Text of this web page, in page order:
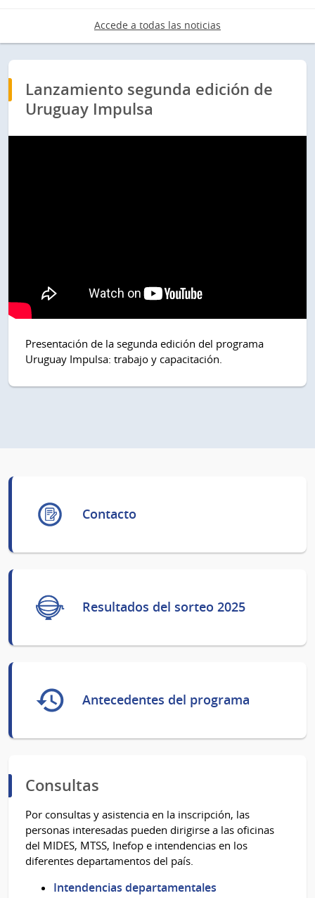
Accede a todas las noticias
Lanzamiento segunda edición de
Uruguay Impulsa
Presentación de la segunda edición del programa
Uruguay Impulsa: trabajo y capacitación.
Contacto
Resultados del sorteo 2025
Antecedentes del programa
Consultas
Por consultas y asistencia en la inscripción, las
personas interesadas pueden dirigirse a las oficinas
del MIDES, MTSS, Inefop e intendencias en los
diferentes departamentos del país.
Intendencias departamentales